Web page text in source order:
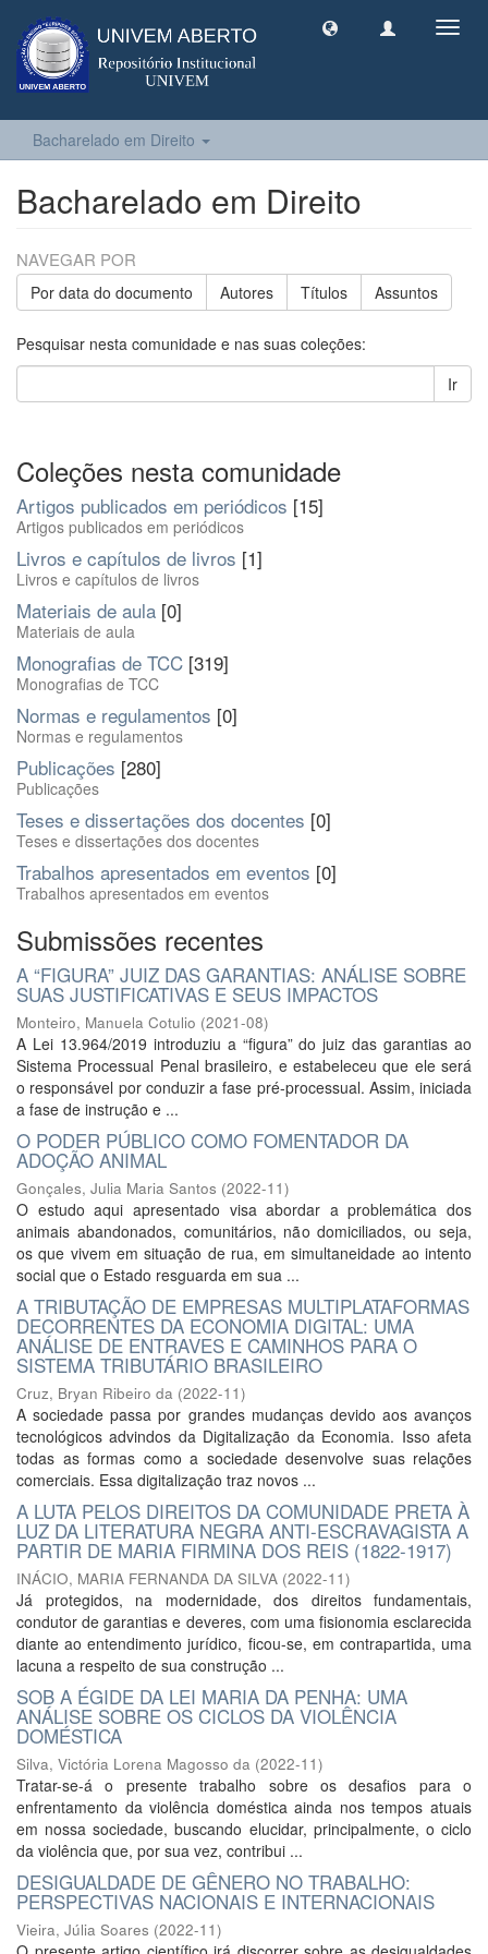
Bacharelado em Direito
Bacharelado em Direito
NAVEGAR POR
Por data do documento Autores Títulos Assuntos
Pesquisar nesta comunidade e nas suas coleções:
Ir
Coleções nesta comunidade
Artigos publicados em periódicos [15]
Artigos publicados em periódicos
Livros e capítulos de livros [1]
Livros e capítulos de livros
Materiais de aula [0]
Materiais de aula
Monografias de TCC [319]
Monografias de TCC
Normas e regulamentos [0]
Normas e regulamentos
Publicações [280]
Publicações
Teses e dissertações dos docentes [0]
Teses e dissertações dos docentes
Trabalhos apresentados em eventos [0]
Trabalhos apresentados em eventos
Submissões recentes
A “FIGURA” JUIZ DAS GARANTIAS: ANÁLISE SOBRE
SUAS JUSTIFICATIVAS E SEUS IMPACTOS
Monteiro, Manuela Cotulio (2021-08)
A Lei 13.964/2019 introduziu a “figura” do juiz das garantias ao
Sistema Processual Penal brasileiro, e estabeleceu que ele será
o responsável por conduzir a fase pré-processual. Assim, iniciada
a fase de instrução e ...
O PODER PÚBLICO COMO FOMENTADOR DA
ADOÇÃO ANIMAL
Gonçales, Julia Maria Santos (2022-11)
O estudo aqui apresentado visa abordar a problemática dos
animais abandonados, comunitários, não domiciliados, ou seja,
os que vivem em situação de rua, em simultaneidade ao intento
social que o Estado resguarda em sua ...
A TRIBUTAÇÃO DE EMPRESAS MULTIPLATAFORMAS
DECORRENTES DA ECONOMIA DIGITAL: UMA
ANÁLISE DE ENTRAVES E CAMINHOS PARA O
SISTEMA TRIBUTÁRIO BRASILEIRO
Cruz, Bryan Ribeiro da (2022-11)
A sociedade passa por grandes mudanças devido aos avanços
tecnológicos advindos da Digitalização da Economia. Isso afeta
todas as formas como a sociedade desenvolve suas relações
comerciais. Essa digitalização traz novos ...
A LUTA PELOS DIREITOS DA COMUNIDADE PRETA À
LUZ DA LITERATURA NEGRA ANTI-ESCRAVAGISTA A
PARTIR DE MARIA FIRMINA DOS REIS (1822-1917)
INÁCIO, MARIA FERNANDA DA SILVA (2022-11)
Já protegidos, na modernidade, dos direitos fundamentais,
condutor de garantias e deveres, com uma fisionomia esclarecida
diante ao entendimento jurídico, ficou-se, em contrapartida, uma
lacuna a respeito de sua construção ...
SOB A ÉGIDE DA LEI MARIA DA PENHA: UMA
ANÁLISE SOBRE OS CICLOS DA VIOLÊNCIA
DOMÉSTICA
Silva, Victória Lorena Magosso da (2022-11)
Tratar-se-á o presente trabalho sobre os desafios para o
enfrentamento da violência doméstica ainda nos tempos atuais
em nossa sociedade, buscando elucidar, principalmente, o ciclo
da violência que, por sua vez, contribui ...
DESIGUALDADE DE GÊNERO NO TRABALHO:
PERSPECTIVAS NACIONAIS E INTERNACIONAIS
Vieira, Júlia Soares (2022-11)